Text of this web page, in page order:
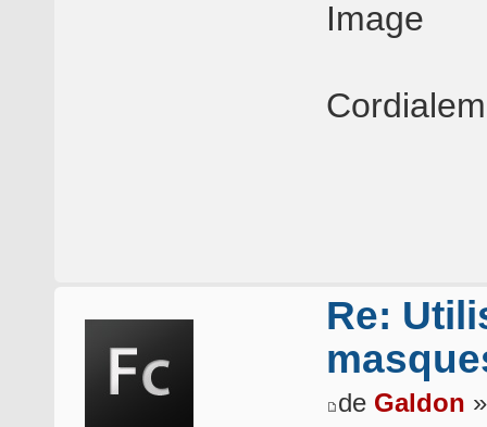
Re:
de Galdon